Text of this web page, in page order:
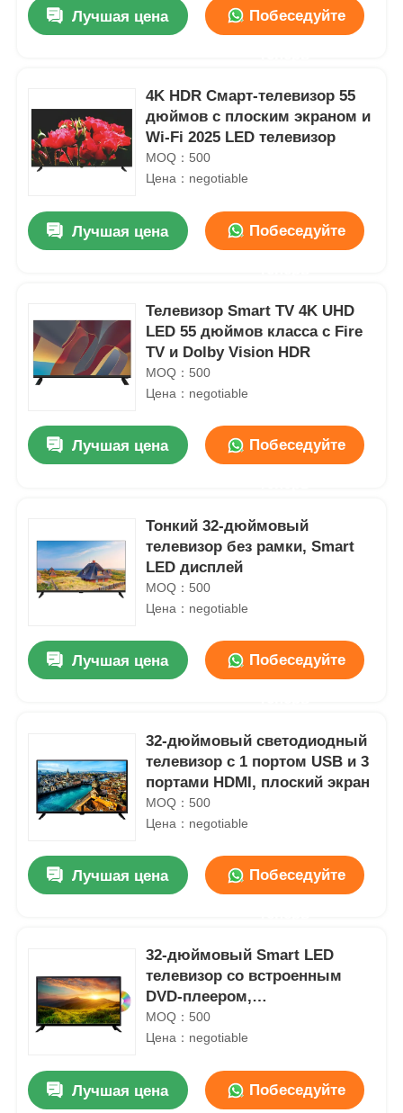
Домой
О нас
Лучшая цена Побеседуйте
4K HDR Смарт-телевизор 55
дюймов с плоским экраном и
Wi-Fi 2025 LED телевизор
MOQ：500
Цена：negotiable
Лучшая цена Побеседуйте
Телевизор Smart TV 4K UHD
LED 55 дюймов класса с Fire
TV и Dolby Vision HDR
MOQ：500
Цена：negotiable
Лучшая цена Побеседуйте
Тонкий 32-дюймовый
телевизор без рамки, Smart
LED дисплей
MOQ：500
Цена：negotiable
Лучшая цена Побеседуйте
32-дюймовый светодиодный
телевизор с 1 портом USB и 3
портами HDMI, плоский экран
MOQ：500
Цена：negotiable
Лучшая цена Побеседуйте
32-дюймовый Smart LED
телевизор со встроенным
DVD-плеером,
двухканальными динамиками
8 Вт, монитор телевизор
MOQ：500
Цена：negotiable
Лучшая цена
Побеседуйте